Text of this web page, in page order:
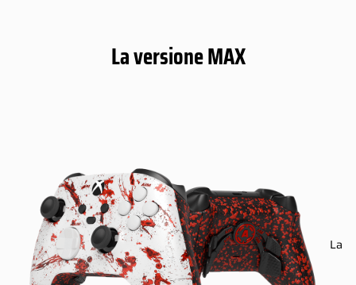
La versione MAX
La